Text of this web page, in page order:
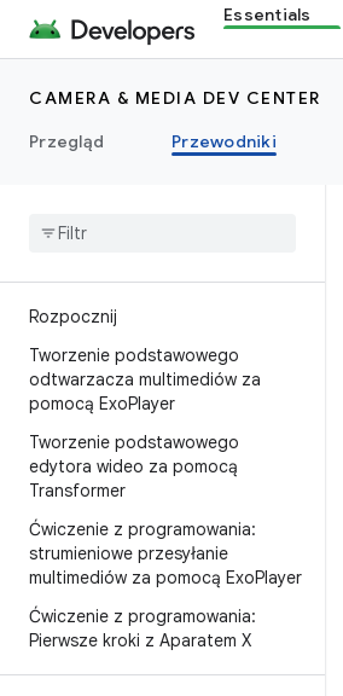
Essentials
CAMERA & MEDIA DEV CENTER
Przegląd
Przewodniki
Rozpocznij
Tworzenie podstawowego
odtwarzacza multimediów za
pomocą ExoPlayer
Tworzenie podstawowego
edytora wideo za pomocą
Transformer
Ćwiczenie z programowania:
strumieniowe przesyłanie
multimediów za pomocą ExoPlayer
Ćwiczenie z programowania:
Pierwsze kroki z Aparatem X